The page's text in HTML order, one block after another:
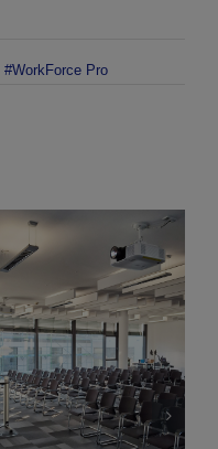
#WorkForce Pro